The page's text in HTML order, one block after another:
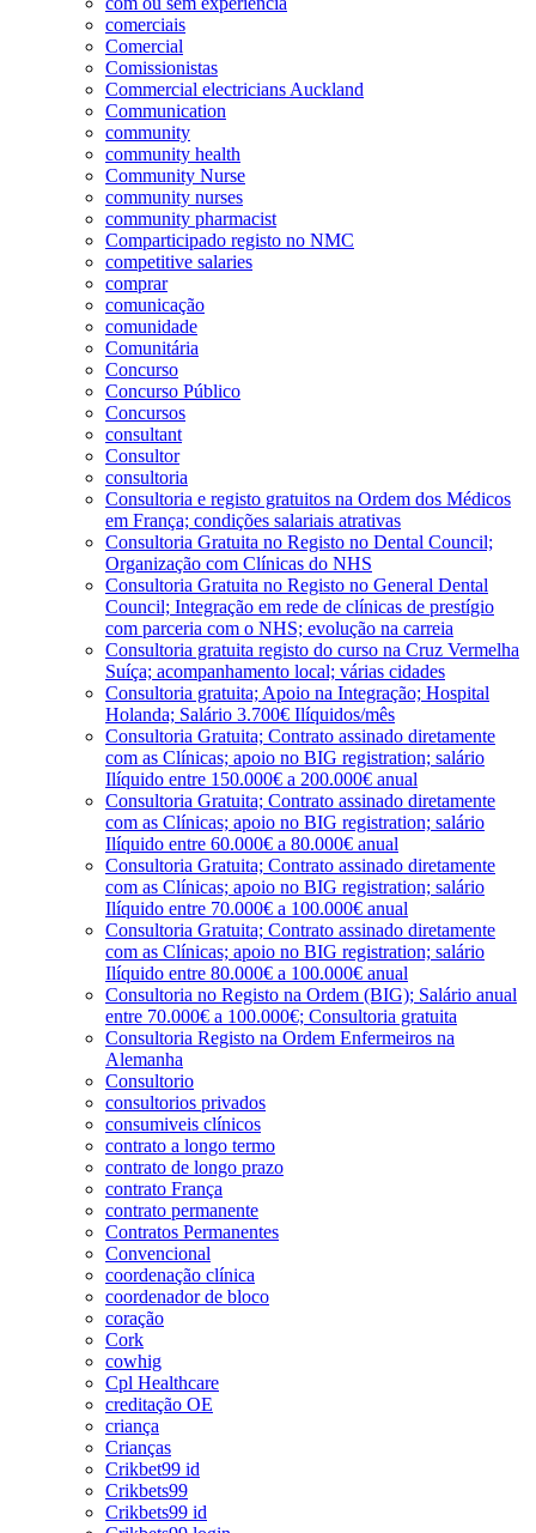
comerciais
Comercial
Comissionistas
Commercial electricians Auckland
Communication
community
community health
Community Nurse
community nurses
community pharmacist
Comparticipado registo no NMC
competitive salaries
comprar
comunicação
comunidade
Comunitária
Concurso
Concurso Público
Concursos
consultant
Consultor
consultoria
Consultoria e registo gratuitos na Ordem dos Médicos
em França; condições salariais atrativas
Consultoria Gratuita no Registo no Dental Council;
Organização com Clínicas do NHS
Consultoria Gratuita no Registo no General Dental
Council; Integração em rede de clínicas de prestígio
com parceria com o NHS; evolução na carreia
Consultoria gratuita registo do curso na Cruz Vermelha
Suíça; acompanhamento local; várias cidades
Consultoria gratuita; Apoio na Integração; Hospital
Holanda; Salário 3.700€ Ilíquidos/mês
Consultoria Gratuita; Contrato assinado diretamente
com as Clínicas; apoio no BIG registration; salário
Ilíquido entre 150.000€ a 200.000€ anual
Consultoria Gratuita; Contrato assinado diretamente
com as Clínicas; apoio no BIG registration; salário
Ilíquido entre 60.000€ a 80.000€ anual
Consultoria Gratuita; Contrato assinado diretamente
com as Clínicas; apoio no BIG registration; salário
Ilíquido entre 70.000€ a 100.000€ anual
Consultoria Gratuita; Contrato assinado diretamente
com as Clínicas; apoio no BIG registration; salário
Ilíquido entre 80.000€ a 100.000€ anual
Consultoria no Registo na Ordem (BIG); Salário anual
entre 70.000€ a 100.000€; Consultoria gratuita
Consultoria Registo na Ordem Enfermeiros na
Alemanha
Consultorio
consultorios privados
consumiveis clínicos
contrato a longo termo
contrato de longo prazo
contrato França
contrato permanente
Contratos Permanentes
Convencional
coordenação clínica
coordenador de bloco
coração
Cork
cowhig
Cpl Healthcare
creditação OE
criança
Crianças
Crikbet99 id
Crikbets99
Crikbets99 id